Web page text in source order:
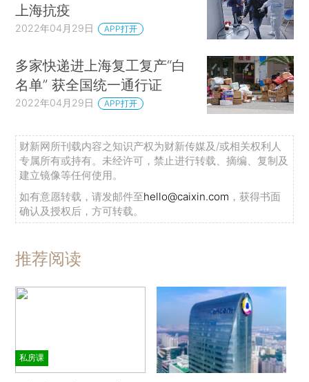
上海抗疫
2022年04月29日 APP打开
多家快递进上海复工复产“白
名单” 获全国统一通行证
2022年04月29日 APP打开
财新网所刊载内容之知识产权为财新传媒及/或相关权利人
专属所有或持有。未经许可，禁止进行转载、摘编、复制及
建立镜像等任何使用。
如有意愿转载，请发邮件至hello@caixin.com ，获得书面
确认及授权后，方可转载。
推荐阅读
私房课